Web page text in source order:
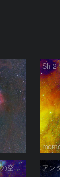
Sh-
IC4605 & IC4606付近の空域 240705 アン